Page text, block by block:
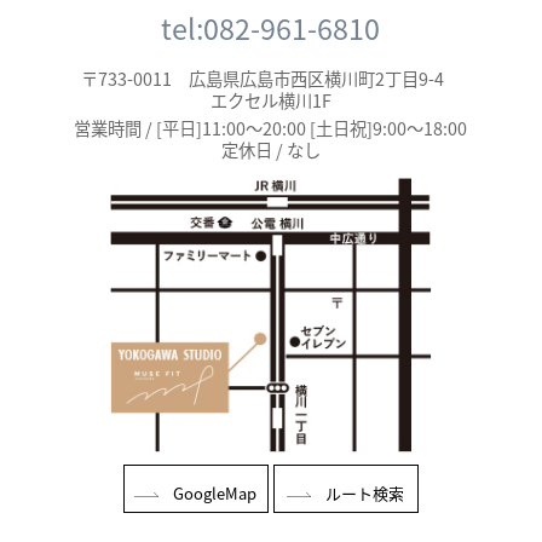
tel:082-961-6810
〒733-0011 広島県広島市西区横川町2丁目9-4
エクセル横川1F
営業時間 / [平日]11:00～20:00 [土日祝]9:00～18:00
定休日 / なし
GoogleMap ルート検索